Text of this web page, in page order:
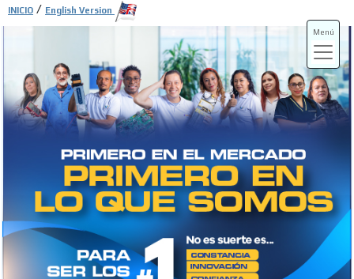
Menú
INICIO / English Version
ADS-3A
ADS-3B